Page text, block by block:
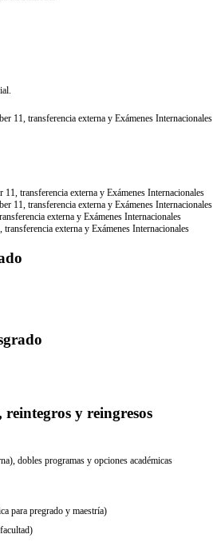
11, transferencia externa y Exámenes Internacionales
transferencia externa y Exámenes Internacionales
11, transferencia externa y Exámenes Internacionales
externa y Exámenes Internacionales
externa y Exámenes Internacionales
y reingresos
dobles programas y opciones académicas
para pregrado y maestría)